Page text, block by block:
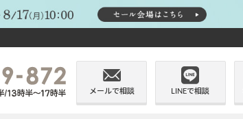
メールで相談 LINEで相談